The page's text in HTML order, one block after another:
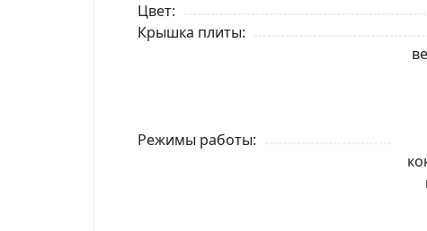
Цвет
Крышка плиты
Режимы работы